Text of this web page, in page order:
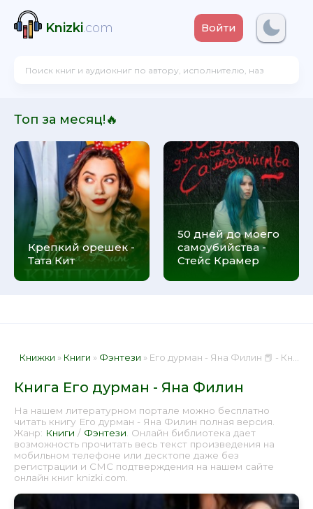
Knizki.com Войти
Топ за месяц!🔥
Крепкий орешек -
Тата Кит
50 дней до моего
самоубийства -
Стейс Крамер
Книжки » Книги » Фэнтези » Его дурман - Яна Филин 📕 - Книга онлайн бесплатно
Книга Его дурман - Яна Филин
На нашем литературном портале можно бесплатно
читать книгу Его дурман - Яна Филин полная версия.
Жанр: Книги / Фэнтези . Онлайн библиотека дает
возможность прочитать весь текст произведения на
мобильном телефоне или десктопе даже без
регистрации и СМС подтверждения на нашем сайте
онлайн книг knizki.com.